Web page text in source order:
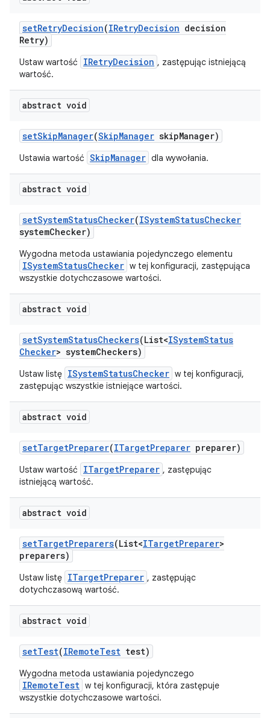
setRetryDecision(IRetryDecision decision
Retry)
Ustaw wartość IRetryDecision , zastępując istniejącą
wartość.
abstract void
setSkipManager(SkipManager skipManager)
Ustawia wartość SkipManager dla wywołania.
abstract void
setSystemStatusChecker(ISystemStatusChecker
systemChecker)
Wygodna metoda ustawiania pojedynczego elementu
ISystemStatusChecker w tej konfiguracji, zastępująca
wszystkie dotychczasowe wartości.
abstract void
setSystemStatusCheckers(List<ISystemStatus
Checker> systemCheckers)
Ustaw listę ISystemStatusChecker w tej konfiguracji,
zastępując wszystkie istniejące wartości.
abstract void
setTargetPreparer(ITargetPreparer preparer)
Ustaw wartość ITargetPreparer , zastępując
istniejącą wartość.
abstract void
setTargetPreparers(List<ITargetPreparer>
preparers)
Ustaw listę ITargetPreparer , zastępując
dotychczasową wartość.
abstract void
setTest(IRemoteTest test)
Wygodna metoda ustawiania pojedynczego
IRemoteTest w tej konfiguracji, która zastępuje
wszystkie dotychczasowe wartości.